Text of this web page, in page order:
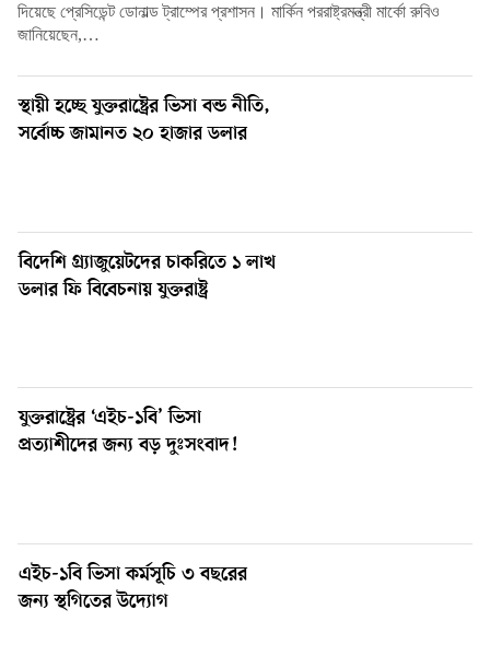
দিয়েছে প্রেসিডেন্ট ডোনাল্ড ট্রাম্পের প্রশাসন। মার্কিন পররাষ্ট্রমন্ত্রী মার্কো রুবিও
জানিয়েছেন,…
স্থায়ী হচ্ছে যুক্তরাষ্ট্রের ভিসা বন্ড নীতি,
সর্বোচ্চ জামানত ২০ হাজার ডলার
বিদেশি গ্র্যাজুয়েটদের চাকরিতে ১ লাখ
ডলার ফি বিবেচনায় যুক্তরাষ্ট্র
যুক্তরাষ্ট্রের ‘এইচ-১বি’ ভিসা
প্রত্যাশীদের জন্য বড় দুঃসংবাদ!
এইচ-১বি ভিসা কর্মসূচি ৩ বছরের
জন্য স্থগিতের উদ্যোগ